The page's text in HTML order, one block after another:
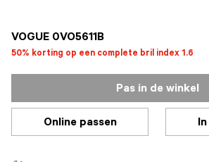
VOGUE 0VO5611B
50% korting op een complete bril index 1.6
Pas in de winkel
Online passen